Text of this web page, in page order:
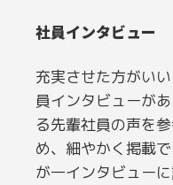
社員インタビュー
充実させた方がい
員インタビューが
る先輩社員の声を
め、細やかく掲載
が一インタビュー